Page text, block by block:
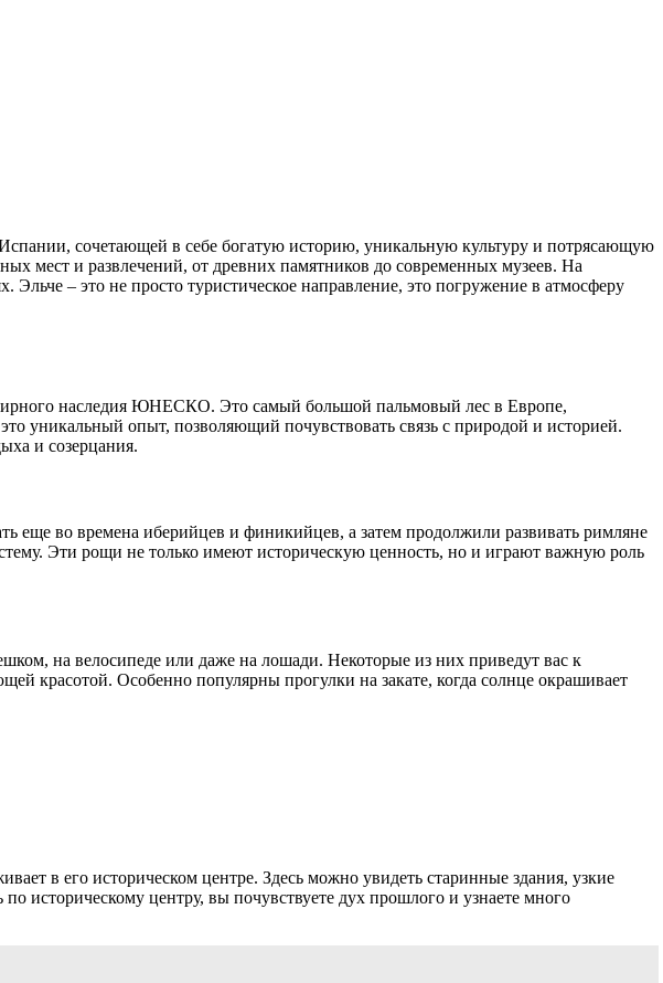
мест и развлечений, от древних памятников до современных музеев. На
– это не просто туристическое направление, это погружение в атмосферу
наследия ЮНЕСКО. Это самый большой пальмовый лес в Европе,
уникальный опыт, позволяющий почувствовать связь с природой и историей.
и созерцания.
еще во времена иберийцев и финикийцев, а затем продолжили развивать римляне
Эти рощи не только имеют историческую ценность, но и играют важную роль
на велосипеде или даже на лошади. Некоторые из них приведут вас к
красотой. Особенно популярны прогулки на закате, когда солнце окрашивает
в его историческом центре. Здесь можно увидеть старинные здания, узкие
историческому центру, вы почувствуете дух прошлого и узнаете много